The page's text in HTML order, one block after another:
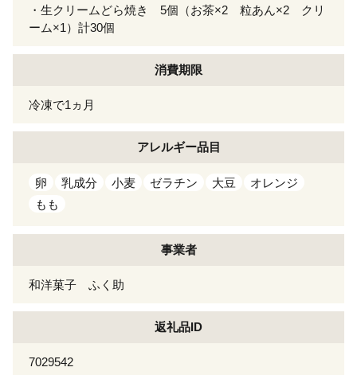
・生クリームどら焼き 5個（お茶×2 粒あん×2 クリ
ーム×1）計30個
消費期限
冷凍で1ヵ月
アレルギー品目
卵 乳成分 小麦 ゼラチン 大豆
オレンジ
もも
事業者
和洋菓子 ふく助
返礼品ID
7029542